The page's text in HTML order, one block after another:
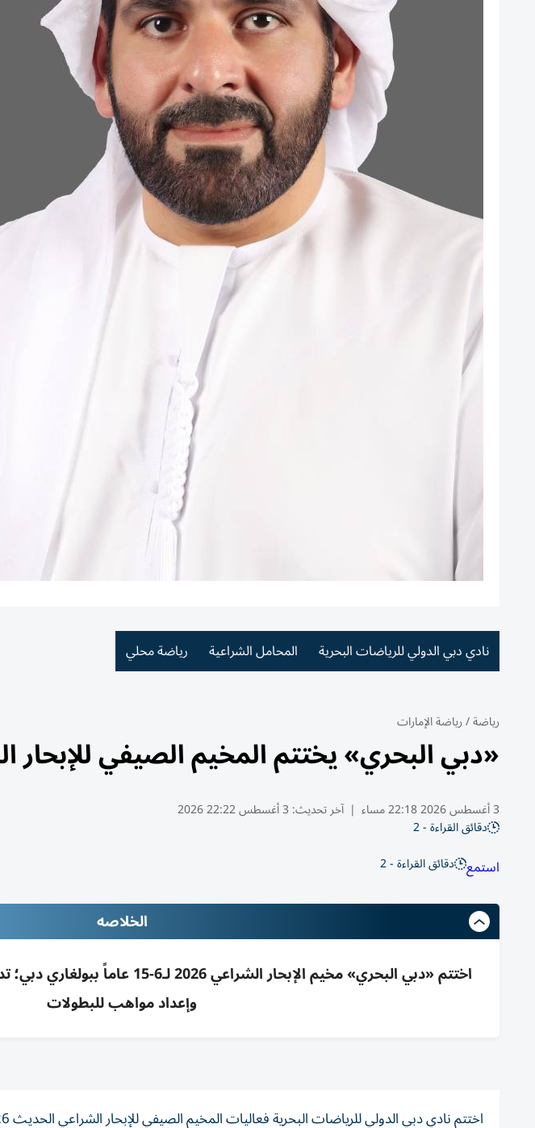
نادي دبي الدولي للرياضات البحرية المحامل الشراعية رياضة محلي
رياضة/رياضة الإمارات
«دبي البحري» يختتم المخيم الصيفي
3 أغسطس 2026 22:18 مساء | آخر تحديث: 3 أغسطس 22:22 2026
دقائق القراءة - 2
استمع دقائق القراءة - 2
الخلاصه
وإعداد مواهب للبطولات